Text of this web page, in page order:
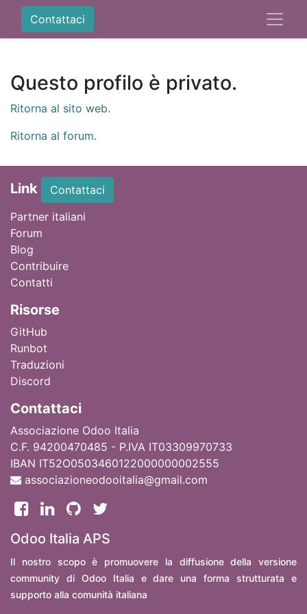
Contattaci
Questo profilo è privato.
Ritorna al sito web.
Ritorna al forum.
Link
Contattaci
Partner italiani
Forum
Blog
Contribuire
Contatti
Risorse
GitHub
Runbot
Traduzioni
Discord
Contattaci
Associazione Odoo Italia
C.F. 94200470485 - P.IVA IT03309970733
IBAN IT52O0503460122000000002555
associazioneodooitalia@gmail.com
Odoo Italia APS
Il nostro scopo è promuovere la diffusione della versione
community di Odoo Italia e dare una forma strutturata e
supporto alla comunità italiana